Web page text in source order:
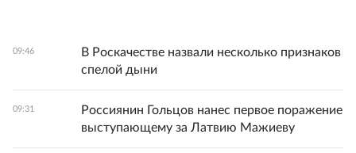
09:46
В Роскачестве назвали несколько признаков
спелой дыни
09:31
Россиянин Гольцов нанес первое поражение
выступающему за Латвию Мажиеву